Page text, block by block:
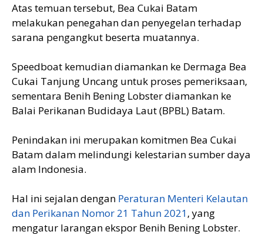
Atas temuan tersebut, Bea Cukai Batam
melakukan penegahan dan penyegelan terhadap
sarana pengangkut beserta muatannya.
Speedboat kemudian diamankan ke Dermaga Bea
Cukai Tanjung Uncang untuk proses pemeriksaan,
sementara Benih Bening Lobster diamankan ke
Balai Perikanan Budidaya Laut (BPBL) Batam.
Penindakan ini merupakan komitmen Bea Cukai
Batam dalam melindungi kelestarian sumber daya
alam Indonesia.
Hal ini sejalan dengan Peraturan Menteri Kelautan
dan Perikanan Nomor 21 Tahun 2021, yang
mengatur larangan ekspor Benih Bening Lobster.